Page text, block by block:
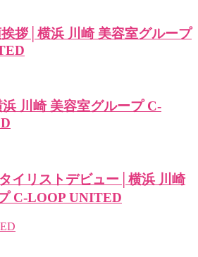
拶│横浜 川崎 美容室グループ
川崎 美容室グループ C-
イリストデビュー│横浜 川崎
C-LOOP UNITED